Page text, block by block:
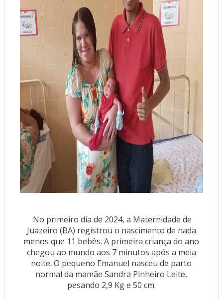
No primeiro dia de 2024, a Maternidade de
Juazeiro (BA) registrou o nascimento de nada
menos que 11 bebês. A primeira criança do ano
chegou ao mundo aos 7 minutos após a meia
noite. O pequeno Emanuel nasceu de parto
normal da mamãe Sandra Pinheiro Leite,
pesando 2,9 Kg e 50 cm.